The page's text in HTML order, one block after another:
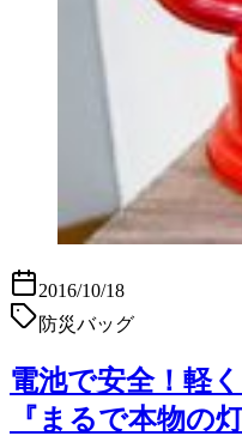
2016/10/18
防災バッグ
電池で安全！軽
『まるで本物の